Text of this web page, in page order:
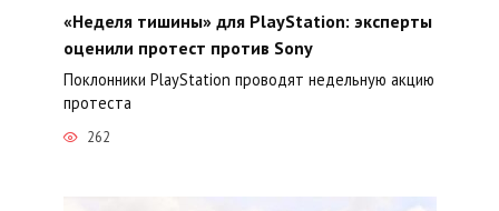
«Неделя тишины» для PlayStation: эксперты
оценили протест против Sony
Поклонники PlayStation проводят недельную акцию
протеста
262